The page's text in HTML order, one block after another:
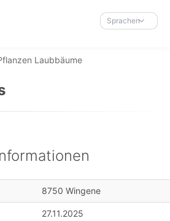
Sprachen
Laubbäume
8750 Wingene
27.11.2025